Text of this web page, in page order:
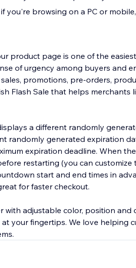
you're browsing on a PC or
product page is one of the
of urgency among buyers and
promotions, pre-orders,
Flash Sale that helps merchants
a different randomly
randomly generated expiration
expiration deadline. When
restarting (you can customize
start and end times in
for faster checkout.
with adjustable color, position and
your fingertips. We love helping